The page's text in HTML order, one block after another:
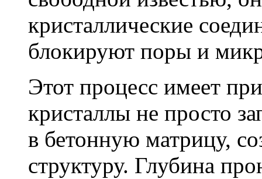
кристаллические
блокируют поры и
Этот процесс имеет
кристаллы не просто
в бетонную матрицу,
структуру. Глубина